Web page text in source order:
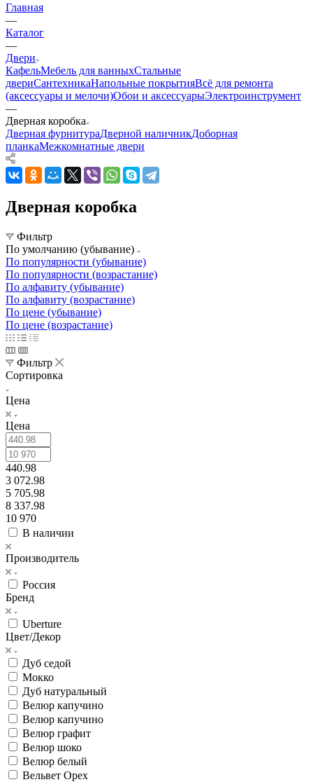
Главная
—
Каталог
—
Двери
КафельМебель для ванныхСтальные
двериСантехникаНапольные покрытияВсё для ремонта
(аксессуары и мелочи)Обои и аксессуарыЭлектроинструмент
—
Дверная коробка
Дверная фурнитураДверной наличникДоборная
планкаМежкомнатные двери
Дверная коробка
Фильтр
По умолчанию (убывание)
По популярности (убывание)
По популярности (возрастание)
По алфавиту (убывание)
По алфавиту (возрастание)
По цене (убывание)
По цене (возрастание)
Фильтр
Сортировка
Цена
Цена
440.98
3 072.98
5 705.98
8 337.98
10 970
В наличии
Производитель
Россия
Бренд
Uberture
Цвет/Декор
Дуб седой
Мокко
Дуб натуральный
Велюр капучино
Велюр капучино
Велюр графит
Велюр шоко
Велюр белый
Вельвет Орех